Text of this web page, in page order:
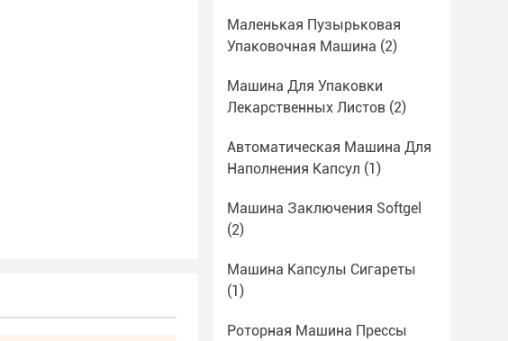
Маленькая Пузырьковая
Упаковочная Машина (2)
Машина Для Упаковки
Лекарственных Листов (2)
Автоматическая Машина Для
Наполнения Капсул (1)
Машина Заключения Softgel
(2)
Машина Капсулы Сигареты
(1)
Роторная Машина Прессы